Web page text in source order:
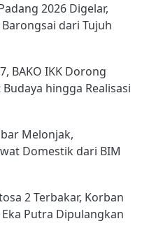
2026 Digelar,
dari Tujuh
BAKO IKK Dorong
hingga Realisasi
Melonjak,
Domestik dari BIM
2 Terbakar, Korban
Putra Dipulangkan